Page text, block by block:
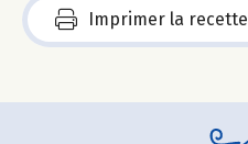
Imprimer la recette